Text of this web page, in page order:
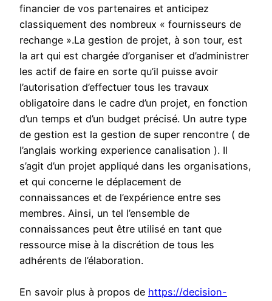
financier de vos partenaires et anticipez
classiquement des nombreux « fournisseurs de
rechange ».La gestion de projet, à son tour, est
la art qui est chargée d’organiser et d’administrer
les actif de faire en sorte qu’il puisse avoir
l’autorisation d’effectuer tous les travaux
obligatoire dans le cadre d’un projet, en fonction
d’un temps et d’un budget précisé. Un autre type
de gestion est la gestion de super rencontre ( de
l’anglais working experience canalisation ). Il
s’agit d’un projet appliqué dans les organisations,
et qui concerne le déplacement de
connaissances et de l’expérience entre ses
membres. Ainsi, un tel l’ensemble de
connaissances peut être utilisé en tant que
ressource mise à la discrétion de tous les
adhérents de l’élaboration.
En savoir plus à propos de https://decision-